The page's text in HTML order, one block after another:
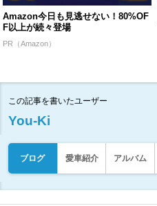
Amazon今日も見逃せない！80%OF
F以上が続々登場
PR（Amazon）
この記事を書いたユーザー
You-Ki
ブログ 愛車紹介 アルバム